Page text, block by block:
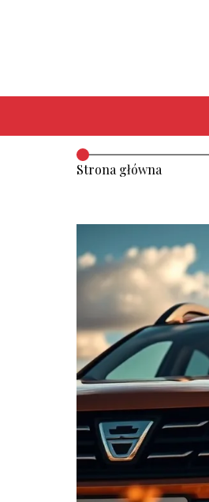
Strona główna